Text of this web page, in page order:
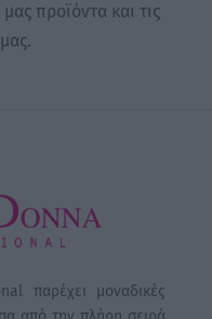
προϊόντα και τις
παρέχει μοναδικές